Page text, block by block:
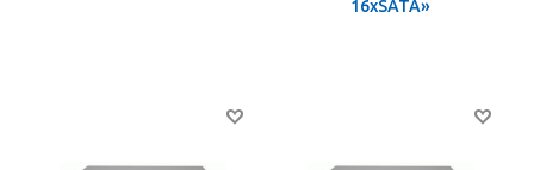
16хSATA»